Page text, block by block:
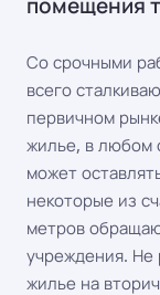
Со срочными
всего
первичном
жилье, в любом
может
некоторые из
метров
учреждения. Не
жилье на